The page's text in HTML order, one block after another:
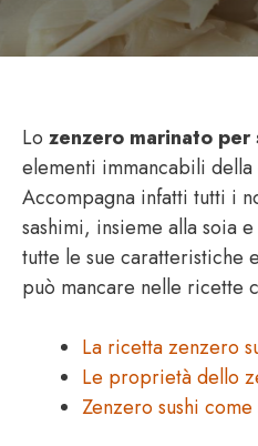
Lo zenzero marinato per
elementi immancabili
Accompagna infatti tutti i
sashimi, insieme alla soia
tutte le sue caratteristiche
può mancare nelle ricette
La ricetta zenzero
Le proprietà dello
Zenzero sushi